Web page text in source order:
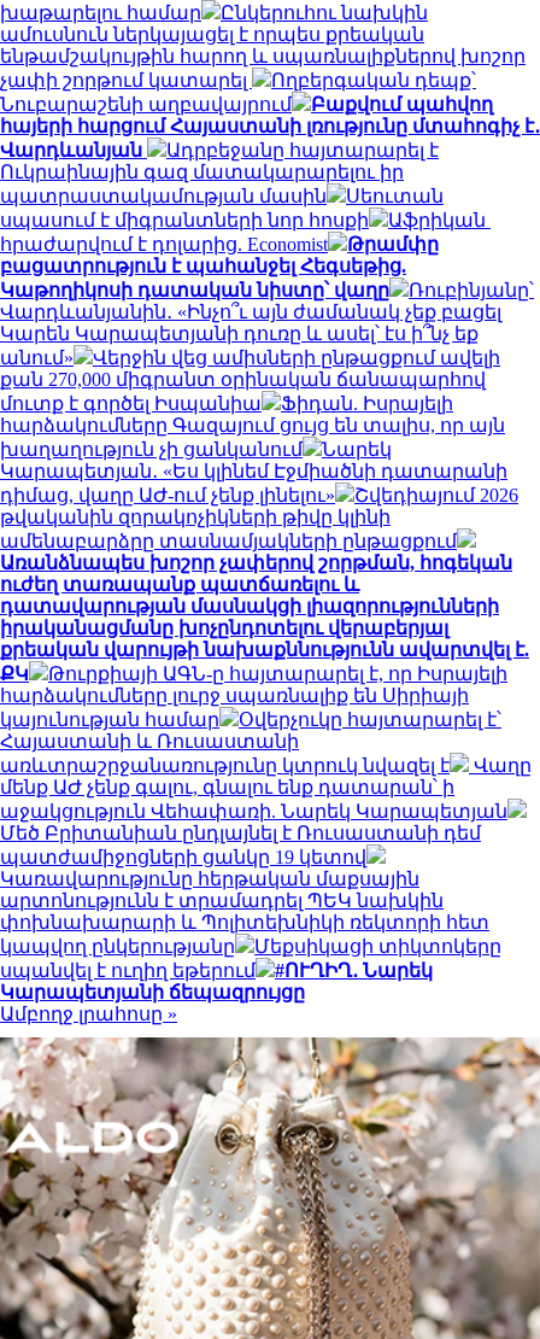
խաթարելու համար
Ընկերուհու նախկին
ամուսնուն ներկայացել է որպես քրեական
ենթամշակույթին հարող և սպառնալիքներով խոշոր
չափի շորթում կատարել
Ողբերգական դեպք՝
Նուբարաշենի աղբավայրում
Բաքվում պահվող
հայերի հարցում Հայաստանի լռությունը մտահոգիչ է․
Վարդևանյան
Ադրբեջանը հայտարարել է
Ուկրաինային գազ մատակարարելու իր
պատրաստակամության մասին
Սեուտան
սպասում է միգրանտների նոր հոսքի
Աֆրիկան ​​
հրաժարվում է դոլարից. Economist
Թրամփը
բացատրություն է պահանջել Հեգսեթից.
Կաթողիկոսի դատական նիստը՝ վաղը
Ռուբինյանը՝
Վարդևանյանին․ «Ինչո՞ւ այն ժամանակ չեք բացել
Կարեն Կարապետյանի դուռը և ասել՝ էս ի՞նչ եք
անում»
Վերջին վեց ամիսների ընթացքում ավելի
քան 270,000 միգրանտ օրինական ճանապարհով
մուտք է գործել Իսպանիա
Ֆիդան. Իսրայելի
հարձակումները Գազայում ցույց են տալիս, որ այն
խաղաղություն չի ցանկանում
Նարեկ
Կարապետյան․ «Ես կլինեմ Էջմիածնի դատարանի
դիմաց, վաղը ԱԺ-ում չենք լինելու»
Շվեդիայում 2026
թվականին զորակոչիկների թիվը կլինի
ամենաբարձրը տասնամյակների ընթացքում
Առանձնապես խոշոր չափերով շորթման, հոգեկան
ուժեղ տառապանք պատճառելու և
դատավարության մասնակցի լիազորությունների
իրականացմանը խոչընդոտելու վերաբերյալ
քրեական վարույթի նախաքննությունն ավարտվել է.
ՔԿ
Թուրքիայի ԱԳՆ-ը հայտարարել է, որ Իսրայելի
հարձակումները լուրջ սպառնալիք են Սիրիայի
կայունության համար
Օվերչուկը հայտարարել է՝
Հայաստանի և Ռուսաստանի
առևտրաշրջանառությունը կտրուկ նվազել է
Վաղը
մենք ԱԺ չենք գալու, գնալու ենք դատարան՝ ի
աջակցություն Վեհափառի. Նարեկ Կարապետյան
Մեծ Բրիտանիան ընդլայնել է Ռուսաստանի դեմ
պատժամիջոցների ցանկը 19 կետով
Կառավարությունը հերթական մաքսային
արտոնությունն է տրամադրել ՊԵԿ նախկին
փոխնախարարի և Պոլիտեխնիկի ռեկտորի հետ
կապվող ընկերությանը
Մեքսիկացի տիկտոկերը
սպանվել է ուղիղ եթերում
#ՈՒՂԻՂ․ Նարեկ
Կարապետյանի ճեպազրույցը
Ամբողջ լրահոսը »